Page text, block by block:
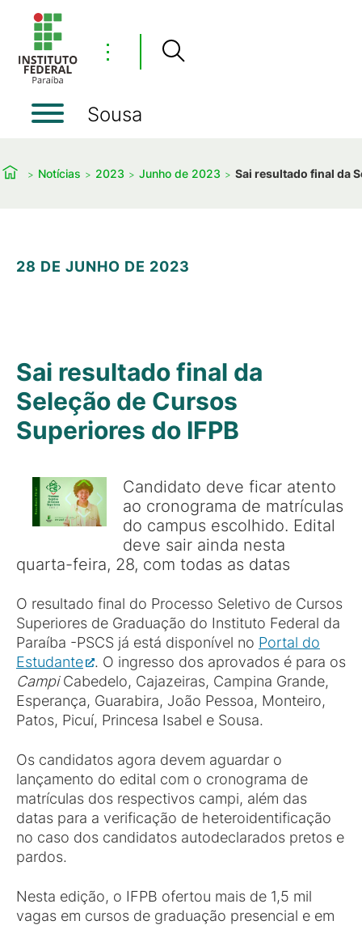
⋮
Sousa
Notícias 2023 Junho de 2023 Sai resultado final da
28 DE JUNHO DE 2023
Sai resultado final da
Seleção de Cursos
Superiores do IFPB
Candidato deve ficar atento
ao cronograma de matrículas
do campus escolhido. Edital
deve sair ainda nesta
quarta-feira, 28, com todas as datas
O resultado final do Processo Seletivo de Cursos
Superiores de Graduação do Instituto Federal da
Paraíba -PSCS já está disponível no Portal do
Estudante
. O ingresso dos aprovados é para os
CampiCabedelo, Cajazeiras, Campina Grande,
Esperança, Guarabira, João Pessoa, Monteiro,
Patos, Picuí, Princesa Isabel e Sousa.
Os candidatos agora devem aguardar o
lançamento do edital com o cronograma de
matrículas dos respectivos campi, além das
datas para a verificação de heteroidentificação
no caso dos candidatos autodeclarados pretos e
pardos.
Nesta edição, o IFPB ofertou mais de 1,5 mil
vagas em cursos de graduação presencial e em